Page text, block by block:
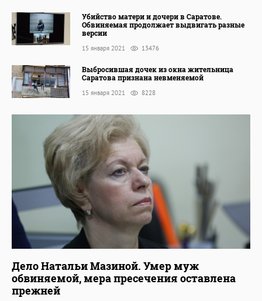
Убийство матери и дочери в Саратове.
Обвиняемая продолжает выдвигать разные
версии
15 января 2021 13476
Выбросившая дочек из окна жительница
Саратова признана невменяемой
15 января 2021 8228
Дело Натальи Мазиной. Умер муж
обвиняемой, мера пресечения оставлена
прежней